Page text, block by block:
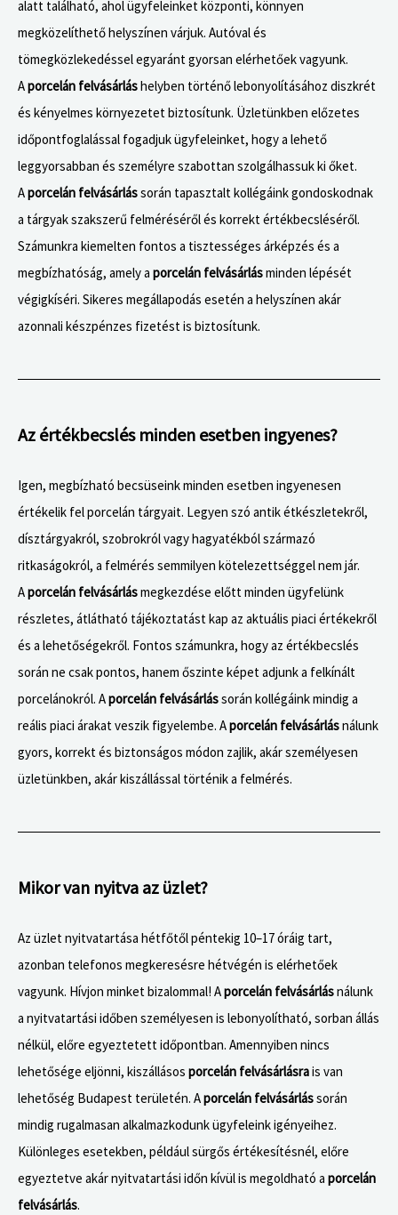
alatt található, ahol ügyfeleinket központi, könnyen
megközelíthető helyszínen várjuk. Autóval és
tömegközlekedéssel egyaránt gyorsan elérhetőek vagyunk.
Aporcelán felvásárláshelyben történő lebonyolításához diszkrét
és kényelmes környezetet biztosítunk. Üzletünkben előzetes
időpontfoglalással fogadjuk ügyfeleinket, hogy a lehető
leggyorsabban és személyre szabottan szolgálhassuk ki őket.
Aporcelán felvásárlássorán tapasztalt kollégáink gondoskodnak
a tárgyak szakszerű felméréséről és korrekt értékbecsléséről.
Számunkra kiemelten fontos a tisztességes árképzés és a
megbízhatóság, amely a porcelán felvásárlásminden lépését
végigkíséri. Sikeres megállapodás esetén a helyszínen akár
azonnali készpénzes fizetést is biztosítunk.
Az értékbecslés minden esetben ingyenes?
Igen, megbízható becsüseink minden esetben ingyenesen
értékelik fel porcelán tárgyait. Legyen szó antik étkészletekről,
dísztárgyakról, szobrokról vagy hagyatékból származó
ritkaságokról, a felmérés semmilyen kötelezettséggel nem jár.
Aporcelán felvásárlásmegkezdése előtt minden ügyfelünk
részletes, átlátható tájékoztatást kap az aktuális piaci értékekről
és a lehetőségekről. Fontos számunkra, hogy az értékbecslés
során ne csak pontos, hanem őszinte képet adjunk a felkínált
porcelánokról. Aporcelán felvásárlássorán kollégáink mindig a
reális piaci árakat veszik figyelembe. Aporcelán felvásárlásnálunk
gyors, korrekt és biztonságos módon zajlik, akár személyesen
üzletünkben, akár kiszállással történik a felmérés.
Mikor van nyitva az üzlet?
Az üzlet nyitvatartása hétfőtől péntekig 10–17 óráig tart,
azonban telefonos megkeresésre hétvégén is elérhetőek
vagyunk. Hívjon minket bizalommal! Aporcelán felvásárlásnálunk
a nyitvatartási időben személyesen is lebonyolítható, sorban állás
nélkül, előre egyeztetett időpontban. Amennyiben nincs
lehetősége eljönni, kiszállásos porcelán felvásárlásrais van
lehetőség Budapest területén. Aporcelán felvásárlássorán
mindig rugalmasan alkalmazkodunk ügyfeleink igényeihez.
Különleges esetekben, például sürgős értékesítésnél, előre
egyeztetve akár nyitvatartási időn kívül is megoldható a porcelán
felvásárlás.